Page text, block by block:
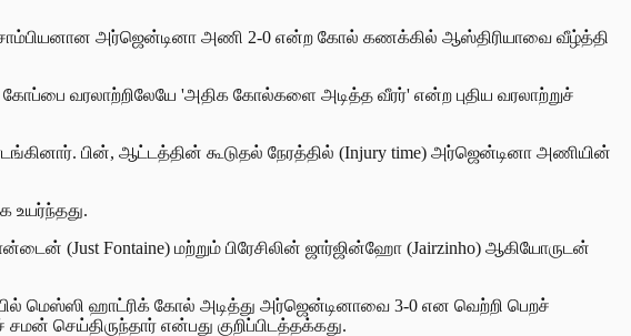
சாம்பியனான அர்ஜென்டினா அணி 2-0 என்ற கோல் கணக்கில் ஆஸ்திரியாவை வீழ்த்தி
வரலாற்றிலேயே 'அதிக கோல்களை அடித்த வீரர்' என்ற புதிய வரலாற்றுச்
பின், ஆட்டத்தின் கூடுதல் நேரத்தில் (Injury time) அர்ஜென்டினா அணியின்
(Just Fontaine) மற்றும் பிரேசிலின் ஜார்ஜின்ஹோ (Jairzinho) ஆகியோருடன்
மெஸ்ஸி ஹாட்ரிக் கோல் அடித்து அர்ஜென்டினாவை 3-0 என வெற்றி பெறச்
செய்திருந்தார் என்பது குறிப்பிடத்தக்கது.